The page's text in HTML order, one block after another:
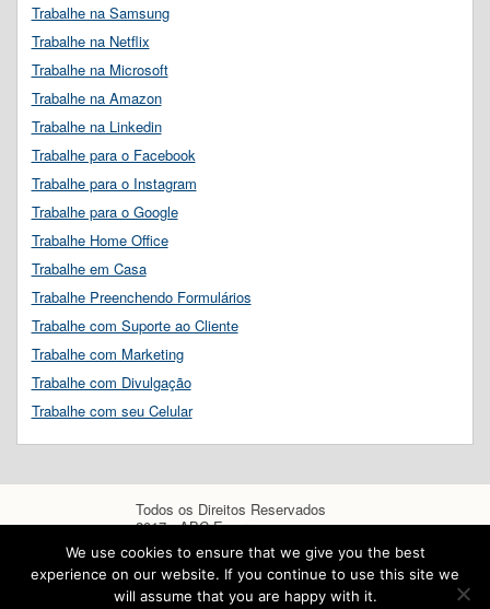
Trabalhe na Samsung
Trabalhe na Netflix
Trabalhe na Microsoft
Trabalhe na Amazon
Trabalhe na Linkedin
Trabalhe para o Facebook
Trabalhe para o Instagram
Trabalhe para o Google
Trabalhe Home Office
Trabalhe em Casa
Trabalhe Preenchendo Formulários
Trabalhe com Suporte ao Cliente
Trabalhe com Marketing
Trabalhe com Divulgação
Trabalhe com seu Celular
Todos os Direitos Reservados
2017 - ABC Empregos
We use cookies to ensure that we give you the best
experience on our website. If you continue to use this site we
will assume that you are happy with it.